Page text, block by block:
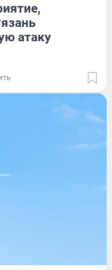
атаку